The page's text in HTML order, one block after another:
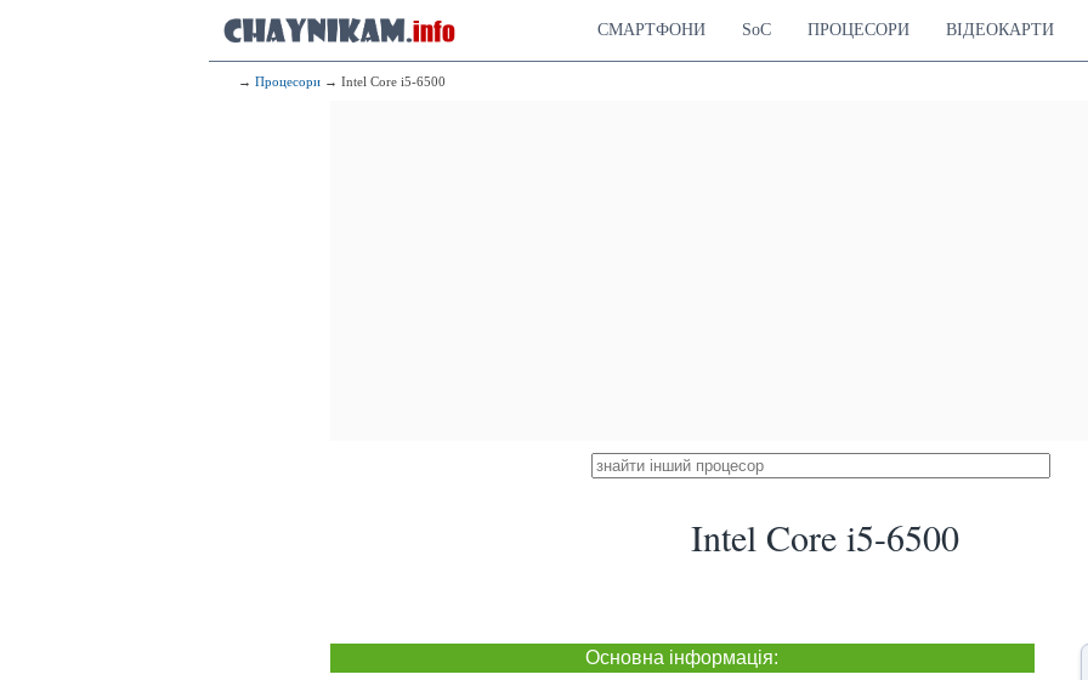
СМАРТФОНИ SoC ПРОЦЕСОРИ ВІДЕОКАРТИ
→ Процесори → Intel Core i5-6500
Intel Core i5-6500
Основна iнформація: